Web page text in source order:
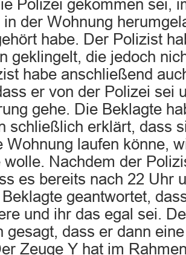
Polizei gekommen sei,
in der Wohnung
habe. Der Polizist
geklingelt, die jedoch
habe anschließend
er von der Polizei sei
gehe. Die Beklagte
schließlich erklärt, dass
Wohnung laufen könne,
wolle. Nachdem der
es bereits nach 22 Uhr
Beklagte geantwortet,
und ihr das egal sei.
gesagt, dass er dann
Zeuge Y hat im